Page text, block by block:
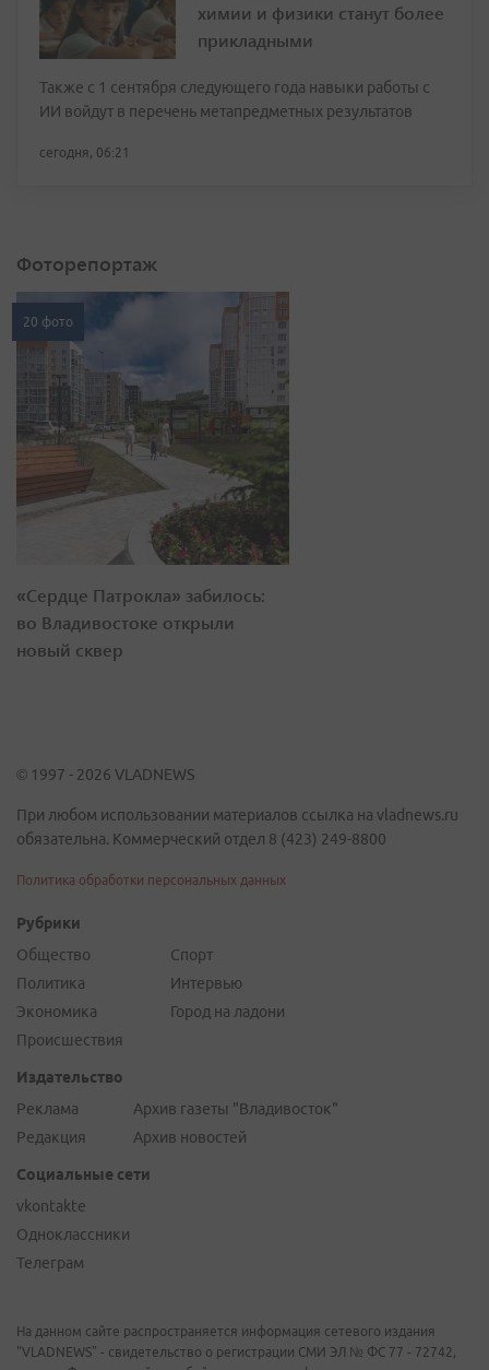
химии и физики станут более
прикладными
Также с 1 сентября следующего года навыки работы с
ИИ войдут в перечень метапредметных результатов
сегодня, 06:21
Фоторепортаж
20 фото
«Сердце Патрокла» забилось:
во Владивостоке открыли
новый сквер
© 1997 - 2026 VLADNEWS
При любом использовании материалов ссылка на vladnews.ru
обязательна. Коммерческий отдел 8 (423) 249-8800
Политика обработки персональных данных
Рубрики
Общество
Политика
Экономика
Происшествия
Спорт
Интервью
Город на ладони
Издательство
Реклама
Редакция
Архив газеты "Владивосток"
Архив новостей
Социальные сети
vkontakte
Одноклассники
Телеграм
На данном сайте распространяется информация сетевого издания
"VLADNEWS" - свидетельство о регистрации СМИ ЭЛ № ФС 77 - 72742,